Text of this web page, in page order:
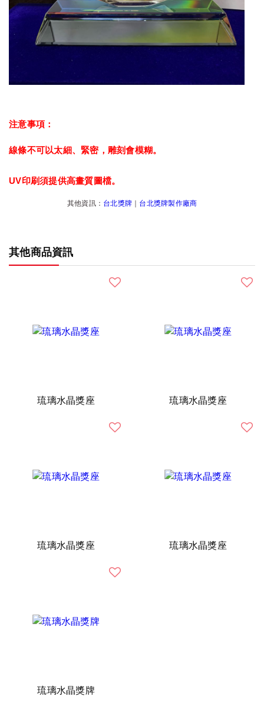
注意事項：
線條不可以太細、緊密，雕刻會模糊。
UV印刷須提供高畫質圖檔。
其他資訊： 台北獎牌 台北獎牌製作廠商
其他商品資訊
琉璃水晶獎座 琉璃水晶獎座
琉璃水晶獎座 琉璃水晶獎座
琉璃水晶獎牌